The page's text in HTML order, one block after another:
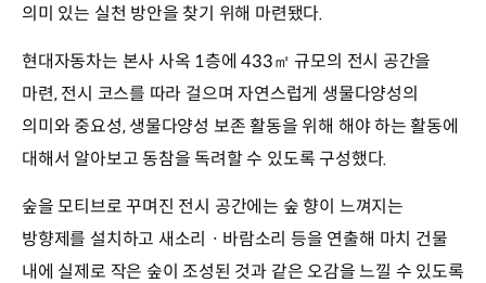
의미 있는 실천 방안을 찾기 위해 마련됐다.
현대자동차는 본사 사옥 1층에 433㎡ 규모의 전시 공간을
마련, 전시 코스를 따라 걸으며 자연스럽게 생물다양성의
의미와 중요성, 생물다양성 보존 활동을 위해 해야 하는 활동에
대해서 알아보고 동참을 독려할 수 있도록 구성했다.
숲을 모티브로 꾸며진 전시 공간에는 숲 향이 느껴지는
방향제를 설치하고 새소리ㆍ바람소리 등을 연출해 마치 건물
내에 실제로 작은 숲이 조성된 것과 같은 오감을 느낄 수 있도록